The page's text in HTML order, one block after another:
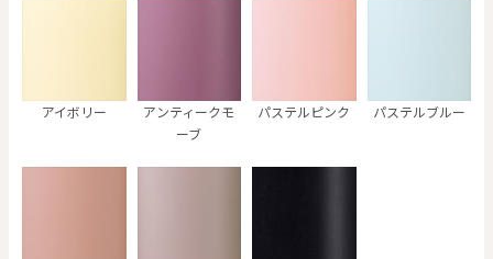
アイボリー
アンティークモ
ーブ
パステルピンク パステルブルー